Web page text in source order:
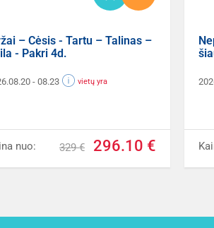
– Cėsis - Tartu – Talinas –
- Pakri 4d.
- 08.23 vietų yra
nuo: 329 € 296.10 €